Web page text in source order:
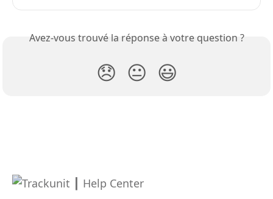
Avez-vous trouvé la réponse à votre question ?
😞 😐 😃